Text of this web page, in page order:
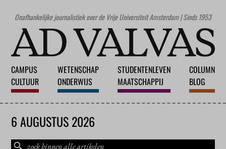
Onafhankelijke journalistiek over de Vrije Universiteit Amsterdam | Sinds 1953
CAMPUS
CULTUUR
WETENSCHAP
ONDERWIJS
STUDENTENLEVEN
MAATSCHAPPIJ
COLUMN
BLOG
6 AUGUSTUS 2026